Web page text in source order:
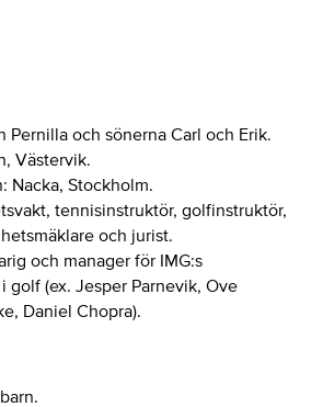
Pernilla och sönerna Carl och Erik.
Västervik.
Nacka, Stockholm.
tennisinstruktör, golfinstruktör,
och jurist.
och manager för IMG:s
golf (ex. Jesper Parnevik, Ove
Daniel Chopra).